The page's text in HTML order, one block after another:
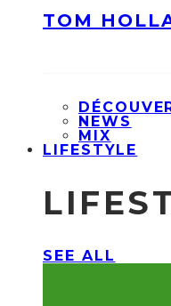
TOM
NEWS
MIX
LIFESTYLE
SEE ALL